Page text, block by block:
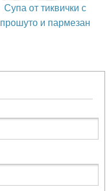
Супа от тиквички с
прошуто и пармезан